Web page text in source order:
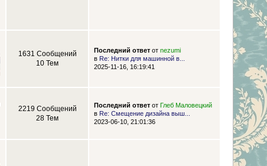
1631 Сообщений
10 Тем
Последний ответот nezumi
в Re: Нитки для машинной в...
2025-11-16, 16:19:41
2219 Сообщений
28 Тем
Последний ответот Глеб Маловецкий
в Re: Смещение дизайна выш...
2023-06-10, 21:01:36